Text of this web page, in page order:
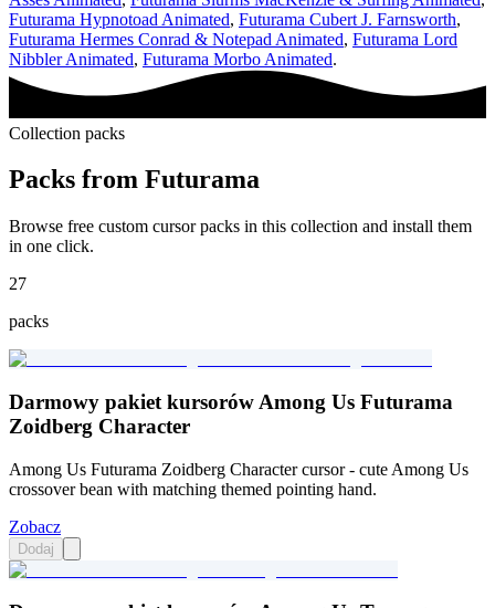
Futurama Hypnotoad Animated, Futurama Cubert J. Farnsworth,
Futurama Hermes Conrad & Notepad Animated, Futurama Lord
Nibbler Animated, Futurama Morbo Animated.
Collection packs
Packs from Futurama
Browse free custom cursor packs in this collection and install them
in one click.
27
packs
Darmowy pakiet kursorów Among Us Futurama
Zoidberg Character
Among Us Futurama Zoidberg Character cursor - cute Among Us
crossover bean with matching themed pointing hand.
Zobacz
Dodaj